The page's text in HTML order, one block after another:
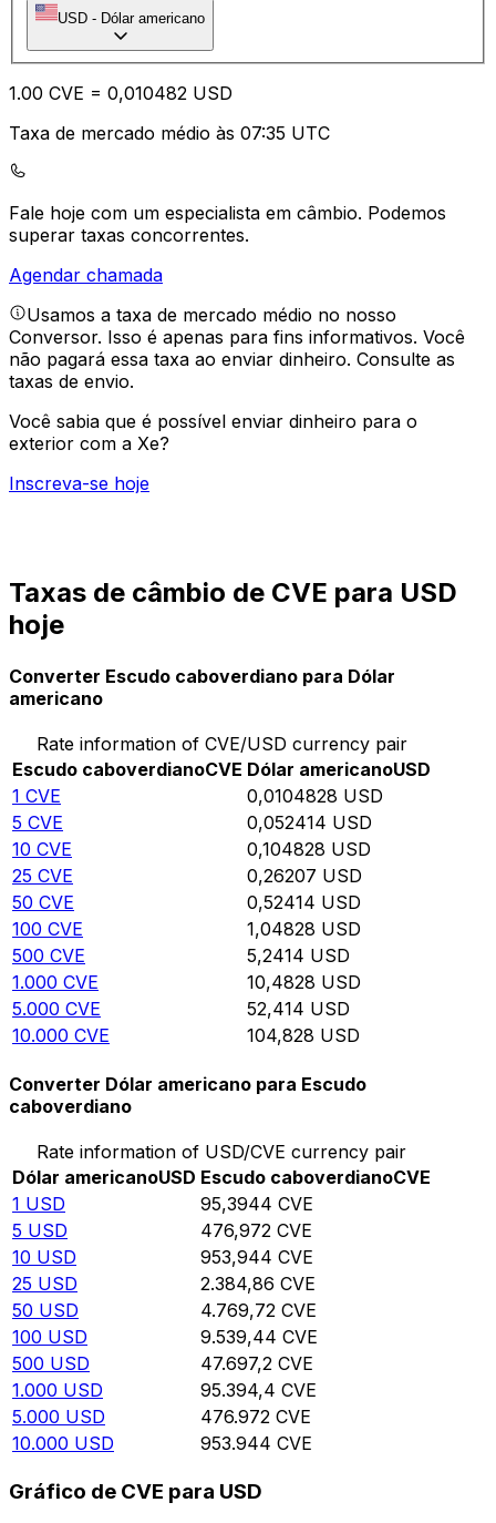
USD - Dólar americano
1.00 CVE = 0,010482 USD
Taxa de mercado médio às 07:35 UTC
Fale hoje com um especialista em câmbio. Podemos
superar taxas concorrentes.
Agendar chamada
Usamos a taxa de mercado médio no nosso
Conversor. Isso é apenas para fins informativos. Você
não pagará essa taxa ao enviar dinheiro. Consulte as
taxas de envio.
Você sabia que é possível enviar dinheiro para o
exterior com a Xe?
Inscreva-se hoje
Taxas de câmbio de CVE para USD
hoje
Converter Escudo caboverdiano para Dólar
americano
Rate information of CVE/USD currency pair
Escudo caboverdianoCVE Dólar americanoUSD
1 CVE 0,0104828 USD
5 CVE 0,052414 USD
10 CVE 0,104828 USD
25 CVE 0,26207 USD
50 CVE 0,52414 USD
100 CVE 1,04828 USD
500 CVE 5,2414 USD
1.000 CVE 10,4828 USD
5.000 CVE 52,414 USD
10.000 CVE 104,828 USD
Converter Dólar americano para Escudo
caboverdiano
Rate information of USD/CVE currency pair
Dólar americanoUSD Escudo caboverdianoCVE
1 USD 95,3944 CVE
5 USD 476,972 CVE
10 USD 953,944 CVE
25 USD 2.384,86 CVE
50 USD 4.769,72 CVE
100 USD 9.539,44 CVE
500 USD 47.697,2 CVE
1.000 USD 95.394,4 CVE
5.000 USD 476.972 CVE
10.000 USD 953.944 CVE
Gráfico de CVE para USD